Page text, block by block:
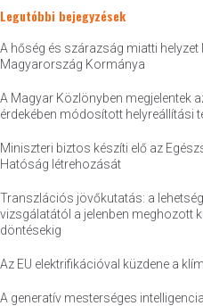
Legutóbbi bejegyzések
A hőség és szárazság miatti
Magyarország Kormánya
A Magyar Közlönyben megjelentek
érdekében módosított helyreállítási
Miniszteri biztos készíti elő az
Hatóság létrehozását
Transzlációs jövőkutatás: a
vizsgálatától a jelenben meghozott
döntésekig
Az EU elektrifikációval küzdene a
A generatív mesterséges